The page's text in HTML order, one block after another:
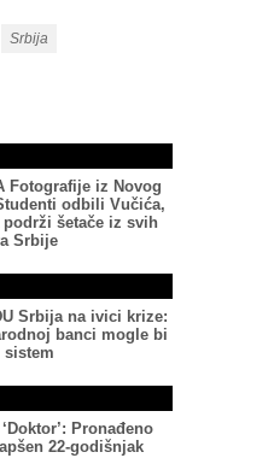
Srbija
Fotografije iz Novog
odbili Vučića,
šetače iz svih
Srbije
Srbija na ivici krize:
banci mogle bi
Pronađeno
22-godišnjak